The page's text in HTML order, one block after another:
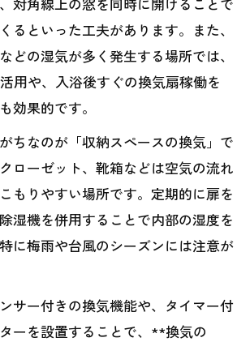
るといった工夫があります。また、
どの湿気が多く発生する場所では、
用や、入浴後すぐの換気扇稼働を
効果的です。
ちなのが「収納スペースの換気」で
ローゼット、靴箱などは空気の流れ
もりやすい場所です。定期的に扉を
湿機を併用することで内部の湿度を
に梅雨や台風のシーズンには注意が
サー付きの換気機能や、タイマー付
ーを設置することで、**換気の